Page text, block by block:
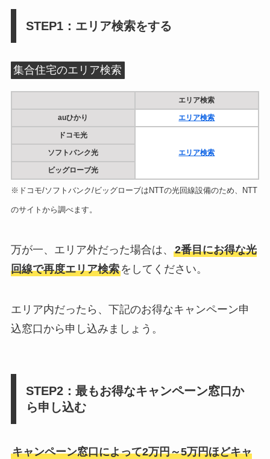
STEP1：エリア検索をする
集合住宅のエリア検索
エリア検索
auひかり エリア検索
ドコモ光
エリア検索
ソフトバンク光
ビッグローブ光
※ドコモ/ソフトバンク/ビッグローブはNTTの光回線設備のため、NTT
のサイトから調べます。
万が一、エリア外だった場合は、 2番目にお得な光
回線で再度エリア検索をしてください。
エリア内だったら、下記のお得なキャンペーン申
込窓口から申し込みましょう。
STEP2：最もお得なキャンペーン窓口か
ら申し込む
キャンペーン窓口によって2万円～5万円ほどキャ